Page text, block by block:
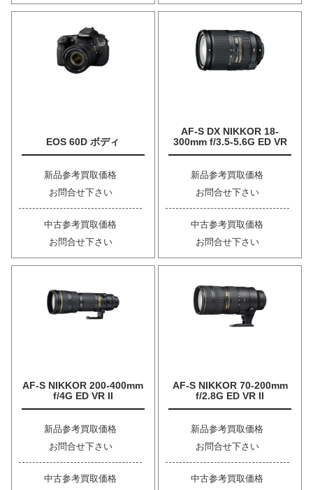
EOS 60D ボディ
新品参考買取価格
お問合せ下さい
中古参考買取価格
お問合せ下さい
AF-S DX NIKKOR 18-
300mm f/3.5-5.6G ED VR
新品参考買取価格
お問合せ下さい
中古参考買取価格
お問合せ下さい
AF-S NIKKOR 200-400mm
f/4G ED VR II
新品参考買取価格
お問合せ下さい
中古参考買取価格
AF-S NIKKOR 70-200mm
f/2.8G ED VR II
新品参考買取価格
お問合せ下さい
中古参考買取価格